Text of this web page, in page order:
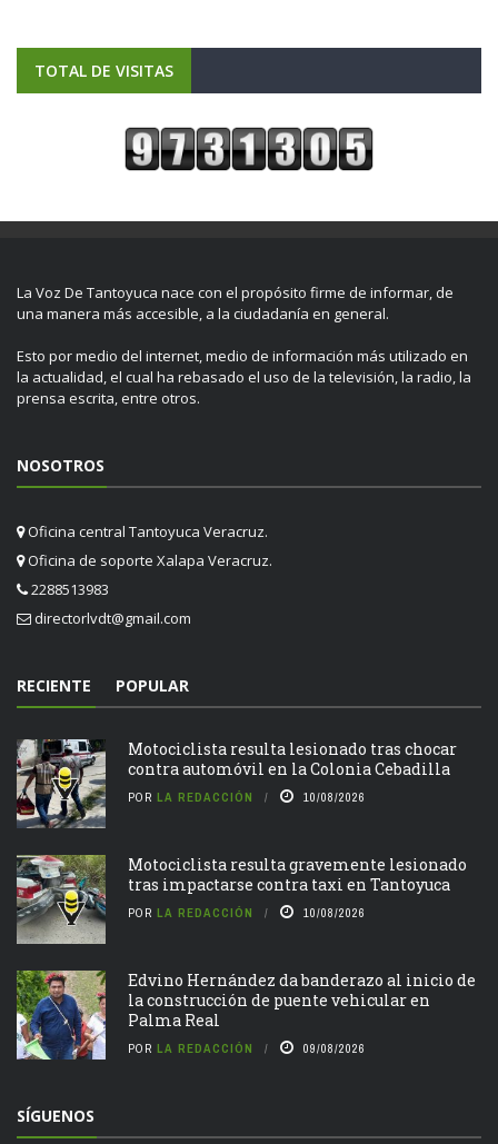
TOTAL DE VISITAS
La Voz De Tantoyuca nace con el propósito firme de informar, de
una manera más accesible, a la ciudadanía en general.
Esto por medio del internet, medio de información más utilizado en
la actualidad, el cual ha rebasado el uso de la televisión, la radio, la
prensa escrita, entre otros.
NOSOTROS
Oficina central Tantoyuca Veracruz.
Oficina de soporte Xalapa Veracruz.
2288513983
directorlvdt@gmail.com
RECIENTE POPULAR
Motociclista resulta lesionado tras chocar
contra automóvil en la Colonia Cebadilla
POR LA REDACCIÓN 10/08/2026
Motociclista resulta gravemente lesionado
tras impactarse contra taxi en Tantoyuca
POR LA REDACCIÓN 10/08/2026
Edvino Hernández da banderazo al inicio de
la construcción de puente vehicular en
Palma Real
POR LA REDACCIÓN 09/08/2026
SÍGUENOS